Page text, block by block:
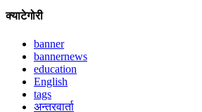
क्याटेगोरी
banner
bannernews
education
English
tags
अन्तरवार्ता